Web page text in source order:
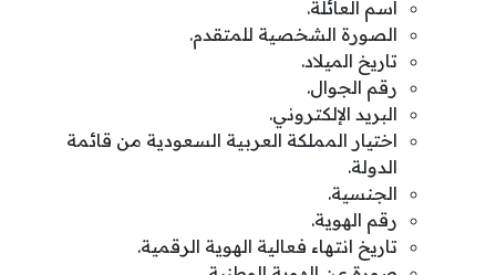
اسم العائلة.
الصورة الشخصية للمتقدم.
تاريخ الميلاد.
رقم الجوال.
البريد الإلكتروني.
اختيار المملكة العربية السعودية من قائمة
الدولة.
الجنسية.
رقم الهوية.
تاريخ انتهاء فعالية الهوية الرقمية.